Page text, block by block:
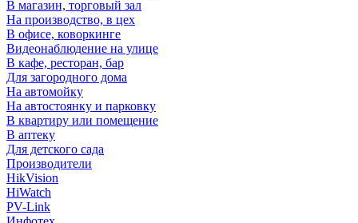
В магазин, торговый зал
На производство, в цех
В офисе, коворкинге
Видеонаблюдение на улице
В кафе, ресторан, бар
Для загородного дома
На автомойку
На автостоянку и парковку
В квартиру или помещение
В аптеку
Для детского сада
Производители
HikVision
HiWatch
PV-Link